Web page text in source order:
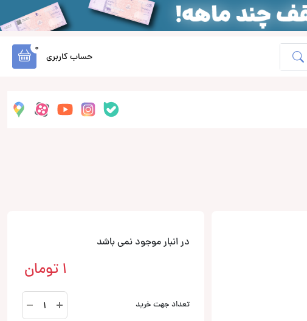
حساب کاربری
0
در انبار موجود نمی باشد
1 تومان
تعداد جهت خرید
بلندگو
روکار